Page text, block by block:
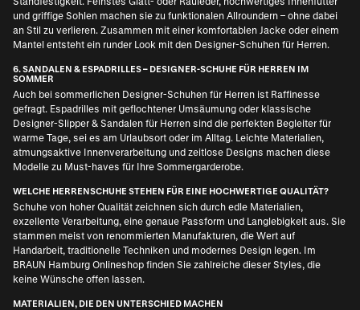
und griffige Sohlen machen sie zu funktionalen Allroundern – ohne dabei
an Stil zu verlieren. Zusammen mit einer komfortablen Jacke oder einem
Mantel entsteht ein runder Look mit den Designer-Schuhen für Herren.
6. SANDALEN & ESPADRILLES – DESIGNER-SCHUHE FÜR HERREN IM
SOMMER
Auch bei sommerlichen Designer-Schuhen für Herren ist Raffinesse
gefragt. Espadrilles mit geflochtener Umsäumung oder klassische
Designer-Slipper & Sandalen für Herren sind die perfekten Begleiter für
warme Tage, sei es am Urlaubsort oder im Alltag. Leichte Materialien,
atmungsaktive Innenverarbeitung und zeitlose Designs machen diese
Modelle zu Must-haves für Ihre Sommergarderobe.
WELCHE HERRENSCHUHE STEHEN FÜR EINE HOCHWERTIGE QUALITÄT?
Schuhe von hoher Qualität zeichnen sich durch edle Materialien,
exzellente Verarbeitung, eine genaue Passform und Langlebigkeit aus. Sie
stammen meist von renommierten Manufakturen, die Wert auf
Handarbeit, traditionelle Techniken und modernes Design legen. Im
BRAUN Hamburg Onlineshop finden Sie zahlreiche dieser Styles, die
keine Wünsche offen lassen.
MATERIALIEN, DIE DEN UNTERSCHIED MACHEN